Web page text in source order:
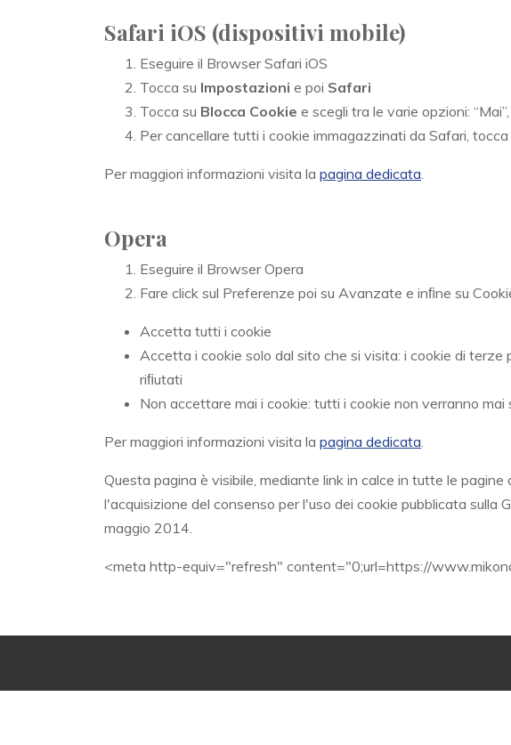
Safari iOS (dispositivi mobile)
Eseguire il Browser Safari iOS
Tocca su Impostazioni e poi Safari
Tocca su Blocca Cookie e scegli tra le varie opzioni:
Per cancellare tutti i cookie immagazzinati da Safari, tocca
Per maggiori informazioni visita la pagina dedicata.
Opera
Eseguire il Browser Opera
Fare click sul Preferenze poi su Avanzate e inﬁne su
Accetta tutti i cookie
Accetta i cookie solo dal sito che si visita: i cookie di
riﬁutati
Non accettare mai i cookie: tutti i cookie non verranno mai
Per maggiori informazioni visita la pagina dedicata.
Questa pagina è visibile, mediante link in calce in tutte le
l'acquisizione del consenso per l'uso dei cookie pubblicata
maggio 2014.
<meta http-equiv="refresh" content="0;url=https://